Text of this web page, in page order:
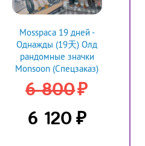
Mosspaca 19 дней -
Однажды (19天) Олд
рандомные значки
Monsoon (Спецзаказ)
6 800₽
6 120 ₽